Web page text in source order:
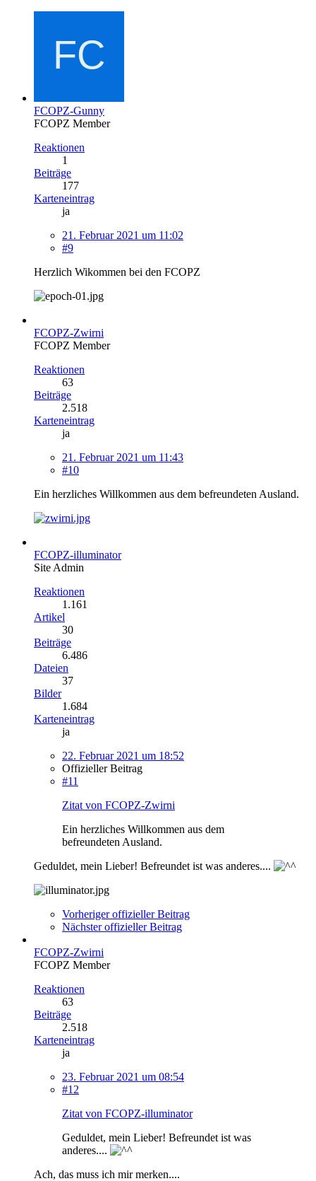
FCOPZ-Gunny
FCOPZ Member
Reaktionen
1
Beiträge
177
Karteneintrag
ja
21. Februar 2021 um 11:02
#9
Herzlich Wikommen bei den FCOPZ
FCOPZ-Zwirni
FCOPZ Member
Reaktionen
63
Beiträge
2.518
Karteneintrag
ja
21. Februar 2021 um 11:43
#10
Ein herzliches Willkommen aus dem befreundeten Ausland.
FCOPZ-illuminator
Site Admin
Reaktionen
1.161
Artikel
30
Beiträge
6.486
Dateien
37
Bilder
1.684
Karteneintrag
ja
22. Februar 2021 um 18:52
Offizieller Beitrag
#11
Zitat von FCOPZ-Zwirni
Ein herzliches Willkommen aus dem
befreundeten Ausland.
Geduldet, mein Lieber! Befreundet ist was anderes....
Vorheriger offizieller Beitrag
Nächster offizieller Beitrag
FCOPZ-Zwirni
FCOPZ Member
Reaktionen
63
Beiträge
2.518
Karteneintrag
ja
23. Februar 2021 um 08:54
#12
Zitat von FCOPZ-illuminator
Geduldet, mein Lieber! Befreundet ist was
anderes....
Ach, das muss ich mir merken....